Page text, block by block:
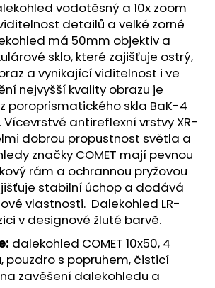
vodotěsný a 10x zoom
detailů a velké zorné
má 50mm objektiv a
sklo, které zajišťuje ostrý,
a vynikající viditelnost i ve
nejvyšší kvality obrazu je
poroprismatického skla BaK-4
Vícevrstvé antireflexní vrstvy XR-
dobrou propustnost světla a
značky COMET mají pevnou
rám a ochrannou pryžovou
stabilní úchop a dodává
vlastnosti. Dalekohled LR-
v designové žluté barvě.
dalekohled COMET 10x50, 4
pouzdro s popruhem, čisticí
zavěšení dalekohledu a